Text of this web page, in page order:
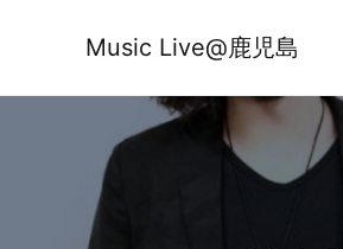
Music Live@鹿児島